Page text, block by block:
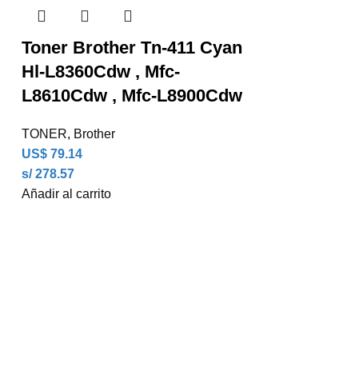
Toner Brother Tn-411 Cyan
Hl-L8360Cdw , Mfc-
L8610Cdw , Mfc-L8900Cdw
TONER, Brother
US$ 79.14
s/ 278.57
Añadir al carrito